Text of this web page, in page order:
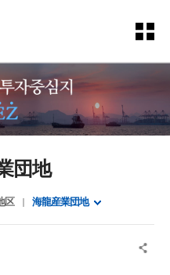
団地
区 海龍産業団地